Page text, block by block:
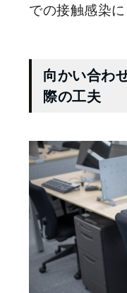
での接触感染
向かい合わ
際の工夫